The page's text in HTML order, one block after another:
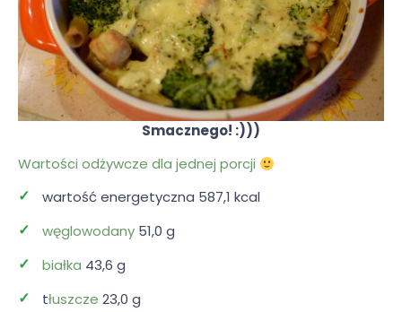
Smacznego! :)))
Wartości odżywcze dla jednej porcji
wartość energetyczna 587,1 kcal
węglowodany 51,0 g
białka 43,6 g
tłuszcze 23,0 g